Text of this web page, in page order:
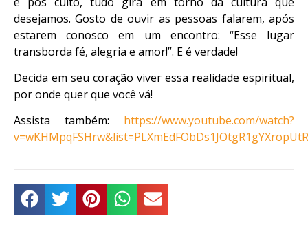
desejamos. Gosto de ouvir as pessoas falarem, após
estarem conosco em um encontro: “Esse lugar
transborda fé, alegria e amor!”. E é verdade!
Decida em seu coração viver essa realidade espiritual,
por onde quer que você vá!
Assista também: https://www.youtube.com/watch?